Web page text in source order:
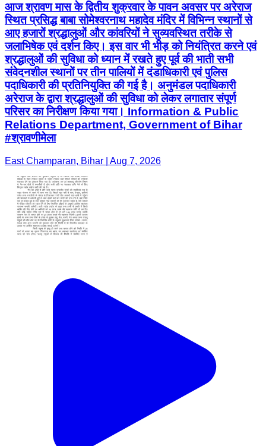
आज श्रावण मास के द्वितीय शुक्रवार के पावन अवसर पर अरेराज
स्थित प्रसिद्ध बाबा सोमेश्वरनाथ महादेव मंदिर में विभिन्न स्थानों से
आए हजारों श्रद्धालुओं और कांवरियों ने सुव्यवस्थित तरीके से
जलाभिषेक एवं दर्शन किए। इस वार भी भीड़ को नियंत्रित करने एवं
श्रद्धालुओं की सुविधा को ध्यान में रखते हुए पूर्व की भाती सभी
संवेदनशील स्थानों पर तीन पालियों में दंडाधिकारी एवं पुलिस
पदाधिकारी की प्रतिनियुक्ति की गई है। अनुमंडल पदाधिकारी
अरेराज के द्वारा श्रद्धालुओं की सुविधा को लेकर लगातार संपूर्ण
परिसर का निरीक्षण किया गया। Information & Public
Relations Department, Government of Bihar
#श्रावणीमेला
East Champaran, Bihar | Aug 7, 2026